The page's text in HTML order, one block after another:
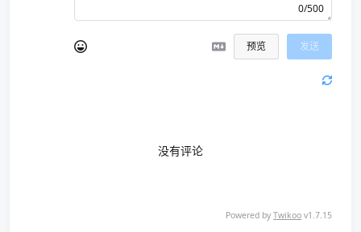
0/500
预览 发送
没有评论
Powered by Twikoo v1.7.15